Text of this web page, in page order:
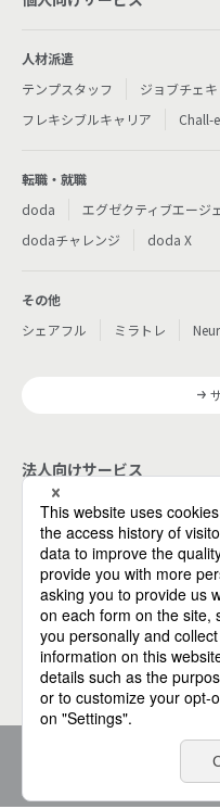
人材派遣
テンプスタッフ
ジョブチェキ
フレキシブルキャリア
Chall-
転職・就職
doda
エグゼクティブエージ
dodaチャレンジ
doda X
その他
シェアフル
ミラトレ
法人向けサービス
その他
パーソルのRPA
ワークスイッ
MITERAS
ポスタス